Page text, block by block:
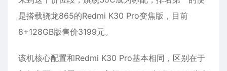
是搭载骁龙865的Redmi K30 Pro变焦版，目前
8+128GB版售价3199元。
该机核心配置和Redmi K30 Pro基本相同，区别在于